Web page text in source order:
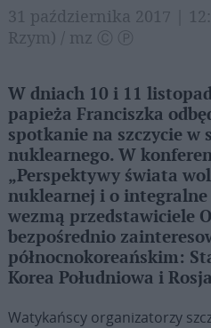
31 października 2017 |
Rzym) / mz Ⓒ Ⓟ
W dniach 10 i 11
papieża Franciszka
spotkanie na szczycie w
nuklearnego. W
„Perspektywy świata
nuklearnej i o integralne
wezmą przedstawiciele
bezpośrednio
północnokoreańskim:
Korea Południowa i
Watykańscy organizatorzy